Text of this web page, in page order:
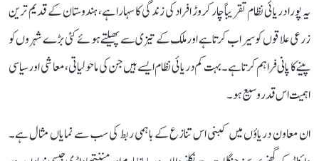
یہ پورا دریائی نظام تقریباً چار کروڑ افراد کی زندگی کا سہارا ہے، ہندوستان کے قدیم ترین
زرعی علاقوں کو سیراب کرتا ہے اور ملک کے تیزی سے پھیلتے ہوئے کئی بڑے شہروں کو
پینے کا پانی فراہم کرتا ہے۔ بہت کم دریائی نظام ایسے ہیں جن کی ماحولیاتی، معاشی اور سیاسی
اہمیت اس قدر وسیع ہو۔
ان معاون دریاؤں میں کبنی اس تنازع کے باہمی ربط کی سب سے نمایاں مثال ہے۔